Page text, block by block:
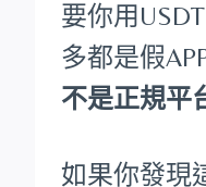
要你用
多都是假
不是正規平
如果你發現